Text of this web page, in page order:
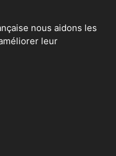
nous aidons les
leur